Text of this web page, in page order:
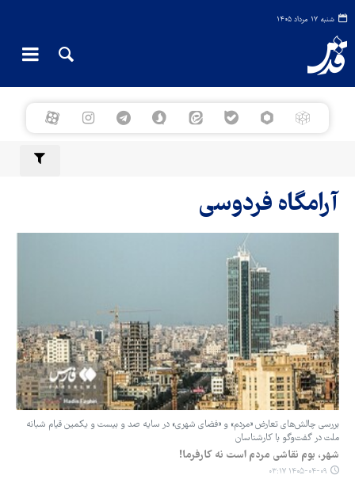
شنبه ۱۷ مرداد ۱۴۰۵
آرامگاه فردوسی
بررسی چالش‌های تعارض «مردم» و «فضای شهری» در سایه صد و بیست و یکمین قیام شبانه
ملت در گفت‌وگو با کارشناسان
شهر، بوم نقاشی مردم است نه کارفرما!
۱۴۰۵-۰۴-۰۹ ۰۳:۱۷